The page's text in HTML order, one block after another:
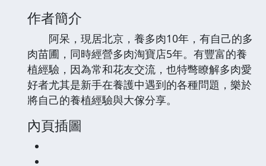
作者簡介
阿呆，現居北京，養多肉10年，有自己的多
肉苗圃，同時經營多肉淘寶店5年。有豐富的養
植經驗，因為常和花友交流，也特彆瞭解多肉愛
好者尤其是新手在養護中遇到的各種問題，樂於
將自己的養植經驗與大傢分享。
內頁插圖